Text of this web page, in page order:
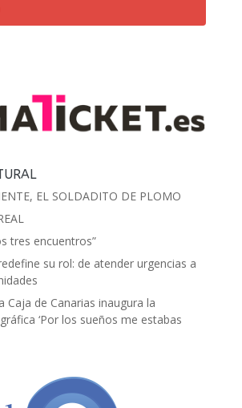
EL SOLDADITO DE PLOMO
tres encuentros”
su rol: de atender urgencias a
Caja de Canarias inaugura la
‘Por los sueños me estabas